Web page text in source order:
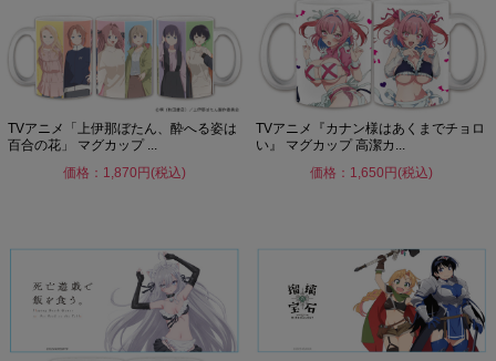
TVアニメ「上伊那ぼたん、酔へる姿は
百合の花」 マグカップ ...
価格：1,870円(税込)
TVアニメ『カナン様はあくまでチョロ
い』 マグカップ 高潔カ...
価格：1,650円(税込)